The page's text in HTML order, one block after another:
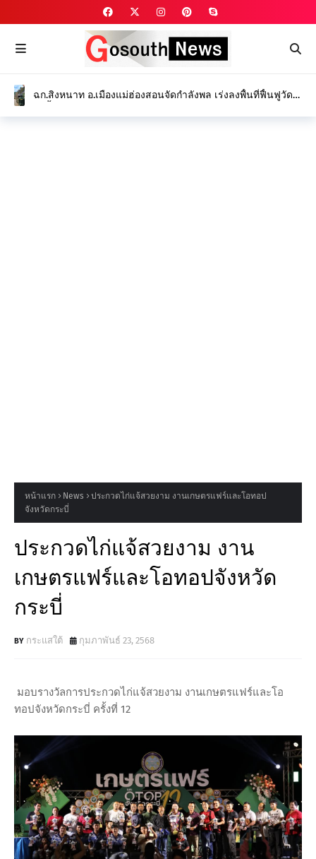
ฉก.สิงหนาท อ.เมืองแม่ฮ่องสอนจัดกำลังพล เร่งลงพื้นที่ฟื้นฟูวัด
จากเหตุน้ำป่าไหลหลาก
หน้าแรก News
ประกวดไก่แจ้สวยงาม งานเกษตรแฟร์และโอทอป
จังหวัดกระบี่
ประกวดไก่แจ้สวยงาม งาน
เกษตรแฟร์และโอทอปจังหวัด
กระบี่
กระแสใต้ กุมภาพันธ์ 23, 2568
มอบรางวัลการประกวดไก่แจ้สวยงาม งานเกษตรแฟร์และโอ
ทอปจังหวัดกระบี่ ครั้งที่ 12